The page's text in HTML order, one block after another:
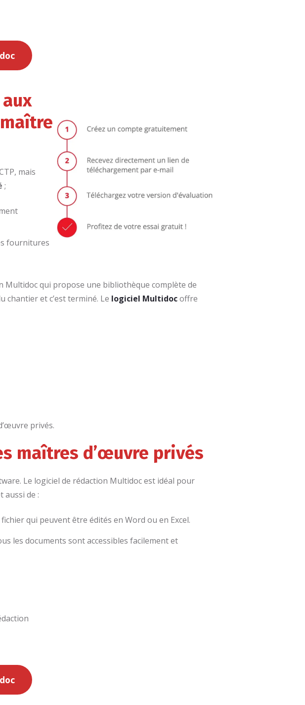
mais
;
fournitures
Multidoc qui propose une bibliothèque complète de
chantier et c’est terminé. Le logiciel Multidocoffre
privés.
maîtres d’œuvre privés
Le logiciel de rédaction Multidoc est idéal pour
aussi de :
qui peuvent être édités en Word ou en Excel.
les documents sont accessibles facilement et